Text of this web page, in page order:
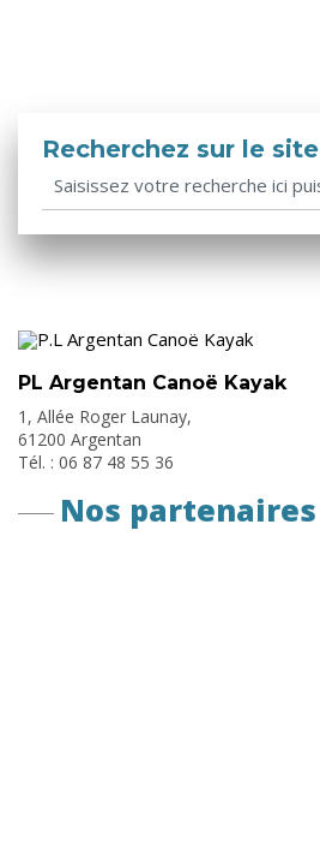
Recherchez sur le site
PL Argentan Canoë Kayak
1, Allée Roger Launay,
61200 Argentan
Tél. : 06 87 48 55 36
Nos partenaires